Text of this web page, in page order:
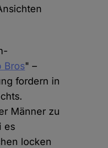
Bros" –
fordern in
Männer zu
es
locken